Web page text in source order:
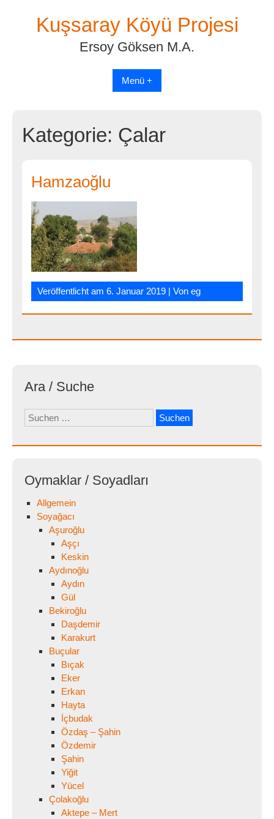
Kuşsaray Köyü Projesi
Ersoy Göksen M.A.
Menü +
Kategorie: Çalar
Hamzaoğlu
Veröffentlicht am6. Januar 2019 | Voneg
Ara / Suche
Suchen
nach:
Oymaklar / Soyadları
Allgemein
Soyağacı
Aşuroğlu
Aşçı
Keskin
Aydınoğlu
Aydın
Gül
Bekiroğlu
Daşdemir
Karakurt
Buçular
Bıçak
Eker
Erkan
Hayta
İçbudak
Özdaş – Şahin
Özdemir
Şahin
Yiğit
Yücel
Çolakoğlu
Aktepe – Mert